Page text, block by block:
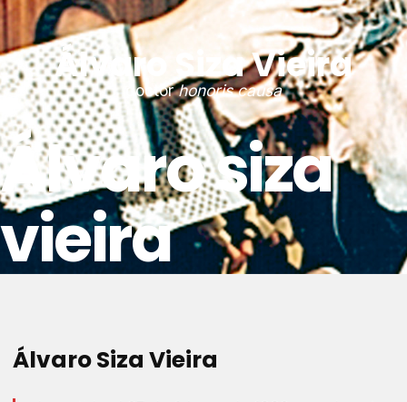
Álvaro siza
vieira
Álvaro Siza Vieira
doctorhonoris causa
Álvaro Siza Vieira